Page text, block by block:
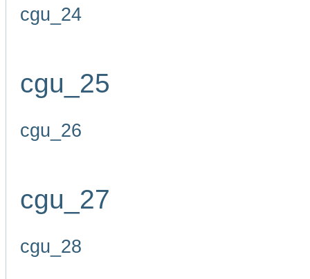
cgu_24
cgu_25
cgu_26
cgu_27
cgu_28